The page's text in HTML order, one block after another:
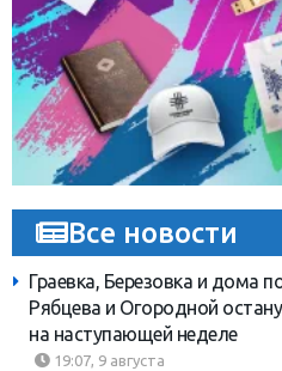
Все новости
Граевка, Березовка и дома
Рябцева и Огородной
на наступающей неделе
19:07, 9 августа